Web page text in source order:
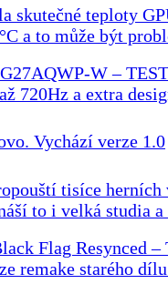
skutečné teploty
a to může být
W –
720Hz a extra
Vychází verze 1.0
tisíce herních
to i velká studia
Flag Resynced
remake starého